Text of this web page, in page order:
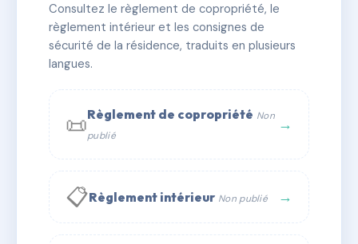
✓ Immatriculée 🏠 3 lots 🏗 1 bâtiment(s)
📞 Contacter Syndic Digital
Consultez le règlement de copropriété, le
règlement intérieur et les consignes de
sécurité de la résidence, traduits en plusieurs
langues.
📜Règlement de copropriété Non
publié
→
📋Règlement intérieur Non publié →